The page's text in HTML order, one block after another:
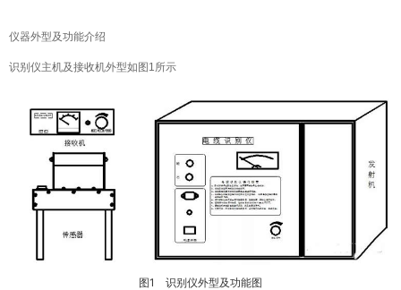
仪器外型及功能介绍
识别仪主机及接收机外型如图1所示
图1 识别仪外型及功能图